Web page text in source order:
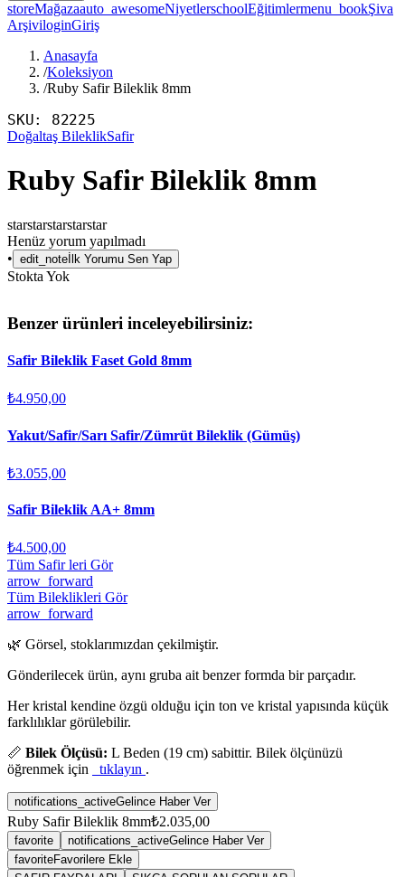
storeMağazaauto_awesomeNiyetlerschoolEğitimlermenu_bookŞiva
ArşiviloginGiriş
Anasayfa
/Koleksiyon
/Ruby Safir Bileklik 8mm
SKU: 82225
Doğaltaş BileklikSafir
Ruby Safir Bileklik 8mm
starstarstarstarstar
Henüz yorum yapılmadı
• edit_note İlk Yorumu Sen Yap
Stokta Yok
Benzer ürünleri inceleyebilirsiniz:
Safir Bileklik Faset Gold 8mm
₺4.950,00
Yakut/Safir/Sarı Safir/Zümrüt Bileklik (Gümüş)
₺3.055,00
Safir Bileklik AA+ 8mm
₺4.500,00
Tüm Safir leri Gör
arrow_forward
Tüm Bileklikleri Gör
arrow_forward
🌿 Görsel, stoklarımızdan çekilmiştir.
Gönderilecek ürün, aynı gruba ait benzer formda bir parçadır.
Her kristal kendine özgü olduğu için ton ve kristal yapısında küçük
farklılıklar görülebilir.
📏 Bilek Ölçüsü: L Beden (19 cm) sabittir. Bilek ölçünüzü
öğrenmek için
tıklayın .
notifications_activeGelince Haber Ver
Ruby Safir Bileklik 8mm₺2.035,00
favorite notifications_activeGelince Haber Ver
favoriteFavorilere Ekle